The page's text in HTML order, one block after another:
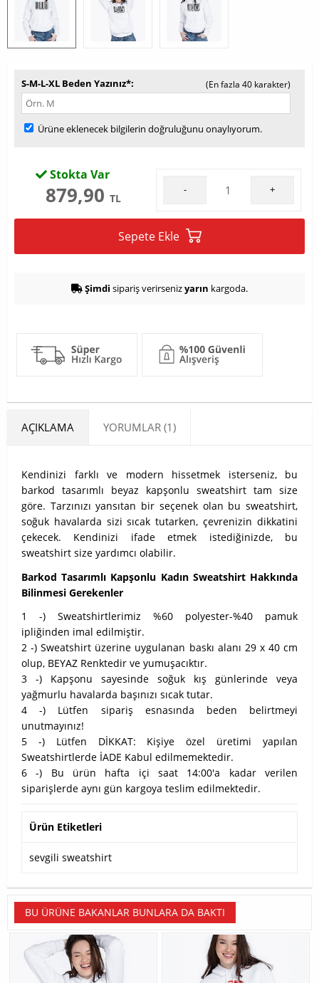
S-M-L-XL Beden Yazınız* (En fazla 40 karakter)
Ürüne eklenecek bilgilerin doğruluğunu onaylıyorum.
Stokta Var
879,90 TL
- +
Sepete Ekle
Şimdi sipariş verirsenizyarın kargoda.
AÇIKLAMA YORUMLAR (1)
Kendinizi farklı ve modern hissetmek isterseniz, bu
barkod tasarımlı beyaz kapşonlu sweatshirt tam size
göre. Tarzınızı yansıtan bir seçenek olan bu sweatshirt,
soğuk havalarda sizi sıcak tutarken, çevrenizin dikkatini
çekecek. Kendinizi ifade etmek istediğinizde, bu
sweatshirt size yardımcı olabilir.
Barkod Tasarımlı Kapşonlu Kadın Sweatshirt Hakkında
Bilinmesi Gerekenler
1 -) Sweatshirtlerimiz %60 polyester-%40 pamuk
ipliğinden imal edilmiştir.
2 -) Sweatshirt üzerine uygulanan baskı alanı 29 x 40 cm
olup, BEYAZ Renktedir ve yumuşacıktır.
3 -) Kapşonu sayesinde soğuk kış günlerinde veya
yağmurlu havalarda başınızı sıcak tutar.
4 -) Lütfen sipariş esnasında beden belirtmeyi
unutmayınız!
5 -) Lütfen DİKKAT: Kişiye özel üretimi yapılan
Sweatshirtlerde İADE Kabul edilmemektedir.
6 -) Bu ürün hafta içi saat 14:00'a kadar verilen
siparişlerde aynı gün kargoya teslim edilmektedir.
Ürün Etiketleri
sevgili sweatshirt
BU ÜRÜNE BAKANLAR BUNLARA DA BAKTI